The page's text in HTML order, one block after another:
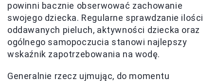
powinni bacznie obserwować zachowanie
swojego dziecka. Regularne sprawdzanie ilości
oddawanych pieluch, aktywności dziecka oraz
ogólnego samopoczucia stanowi najlepszy
wskaźnik zapotrzebowania na wodę.
Generalnie rzecz ujmując, do momentu